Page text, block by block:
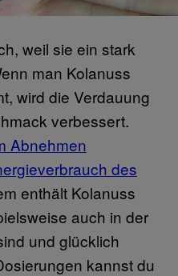
weil sie ein stark
man Kolanuss
wird die Verdauung
verbessert.
Abnehmen
des
enthält Kolanuss
auch in der
und glücklich
kannst du